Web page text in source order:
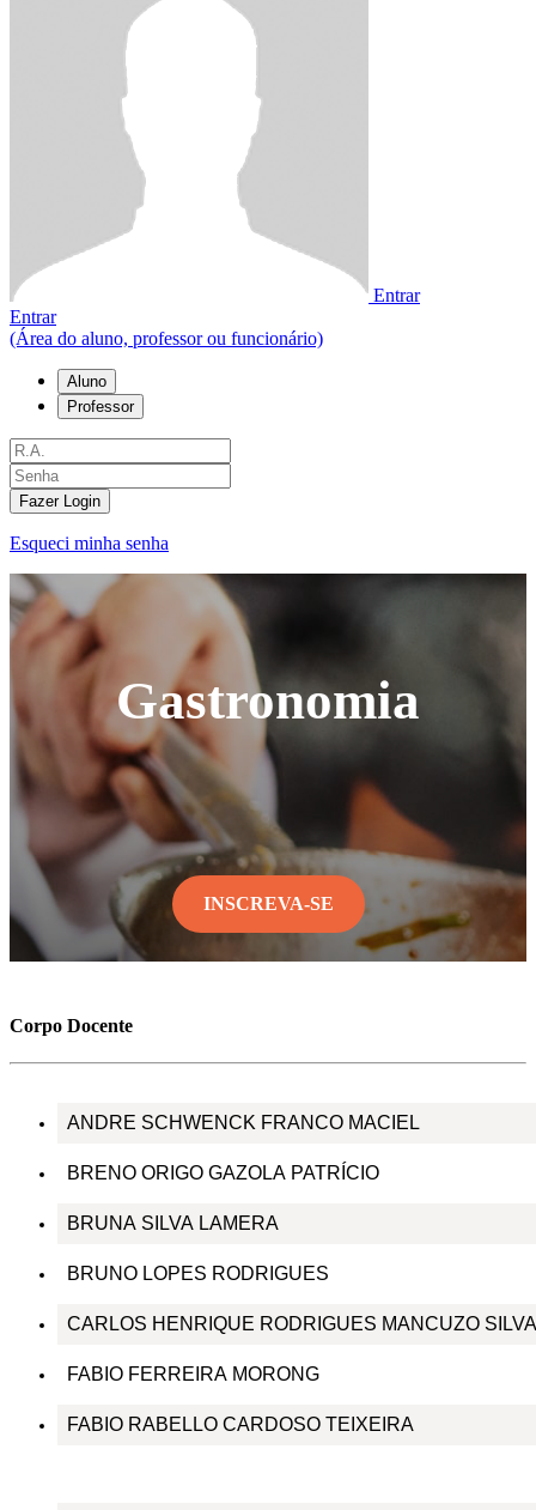
Entrar
Entrar
(Área do aluno, professor ou funcionário)
Aluno
Professor
Fazer Login
Esqueci minha senha
Gastronomia
INSCREVA-SE
Corpo Docente
ANDRE SCHWENCK FRANCO MACIEL
BRENO ORIGO GAZOLA PATRÍCIO
BRUNA SILVA LAMERA
BRUNO LOPES RODRIGUES
CARLOS HENRIQUE RODRIGUES MANCUZO SILVA
FABIO FERREIRA MORONG
FABIO RABELLO CARDOSO TEIXEIRA